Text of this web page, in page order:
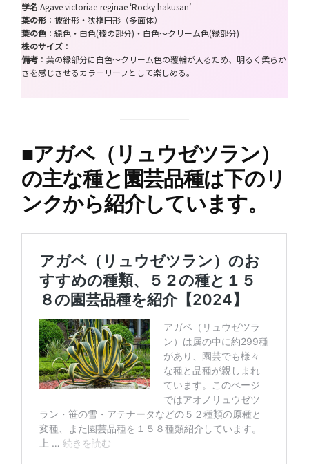
学名:Agave victoriae-reginae ‘Rocky hakusan’
葉の形 ：披針形・狭楕円形（多面体）
葉の色 ：緑色・白色(稜の部分)・白色～クリーム色(縁部分)
株のサイズ ：
備考 ：葉の縁部分に白色～クリーム色の覆輪が入るため、明るく柔らか
さを感じさせるカラーリーフとして楽しめる。
■アガベ（リュウゼツラン）
の主な種と園芸品種は下のリ
ンクから紹介しています。